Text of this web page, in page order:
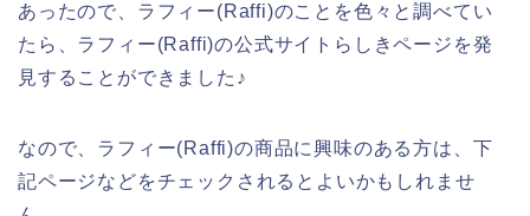
あったので、ラフィー(Raffi)のことを色々と調べてい
たら、ラフィー(Raffi)の公式サイトらしきページを発
見することができました♪
なので、ラフィー(Raffi)の商品に興味のある方は、下
記ページなどをチェックされるとよいかもしれませ